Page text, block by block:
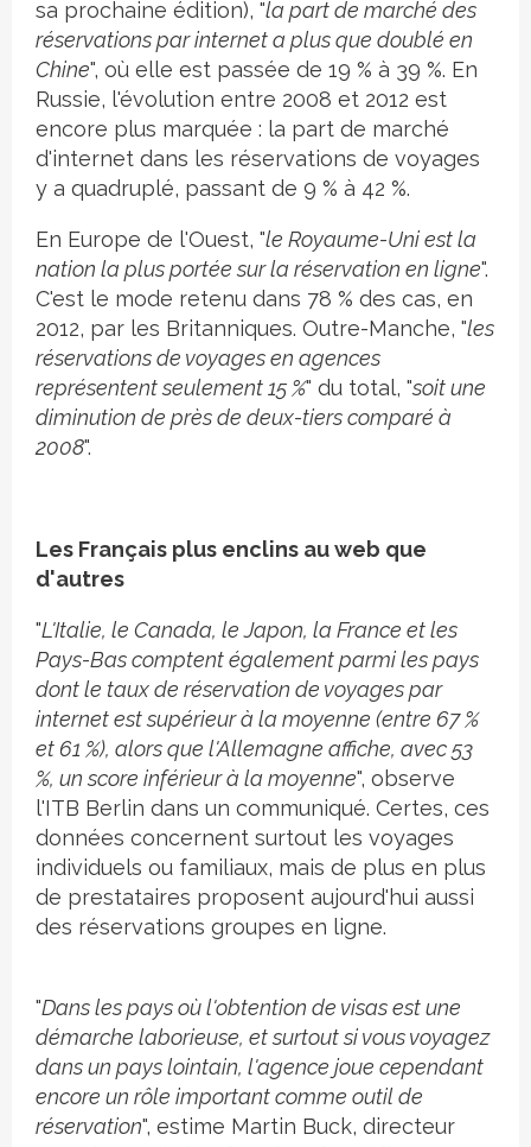
sa prochaine édition), "la part de marché des
réservations par internet a plus que doublé en
Chine", où elle est passée de 19 % à 39 %. En
Russie, l'évolution entre 2008 et 2012 est
encore plus marquée : la part de marché
d'internet dans les réservations de voyages
y a quadruplé, passant de 9 % à 42 %.
En Europe de l'Ouest, "le Royaume-Uni est la
nation la plus portée sur la réservation en ligne".
C'est le mode retenu dans 78 % des cas, en
2012, par les Britanniques. Outre-Manche, "les
réservations de voyages en agences
représentent seulement 15 %" du total, "soit une
diminution de près de deux-tiers comparé à
2008".
Les Français plus enclins au web que
d'autres
"L'Italie, le Canada, le Japon, la France et les
Pays-Bas comptent également parmi les pays
dont le taux de réservation de voyages par
internet est supérieur à la moyenne (entre 67 %
et 61 %), alors que l'Allemagne affiche, avec 53
%, un score inférieur à la moyenne", observe
l'ITB Berlin dans un communiqué. Certes, ces
données concernent surtout les voyages
individuels ou familiaux, mais de plus en plus
de prestataires proposent aujourd'hui aussi
des réservations groupes en ligne.
"Dans les pays où l'obtention de visas est une
démarche laborieuse, et surtout si vous voyagez
dans un pays lointain, l'agence joue cependant
encore un rôle important comme outil de
réservation", estime Martin Buck, directeur